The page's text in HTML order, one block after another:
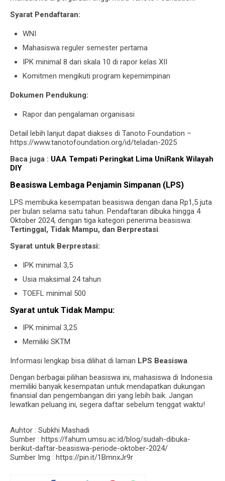
Syarat Pendaftaran:
WNI
Mahasiswa reguler semester pertama
IPK minimal 8 dari skala 10 di rapor kelas XII
Komitmen mengikuti program kepemimpinan
Dokumen Pendukung:
Rapor dan pengalaman organisasi
Detail lebih lanjut dapat diakses di Tanoto Foundation –
https://www.tanotofoundation.org/id/teladan-2025
Baca juga : UAA Tempati Peringkat Lima UniRank Wilayah
DIY
Beasiswa Lembaga Penjamin Simpanan (LPS)
LPS membuka kesempatan beasiswa dengan dana Rp1,5 juta
per bulan selama satu tahun. Pendaftaran dibuka hingga 4
Oktober 2024, dengan tiga kategori penerima beasiswa:
Tertinggal, Tidak Mampu, dan Berprestasi.
Syarat untuk Berprestasi:
IPK minimal 3,5
Usia maksimal 24 tahun
TOEFL minimal 500
Syarat untuk Tidak Mampu:
IPK minimal 3,25
Memiliki SKTM
Informasi lengkap bisa dilihat di laman LPS Beasiswa.
Dengan berbagai pilihan beasiswa ini, mahasiswa di Indonesia
memiliki banyak kesempatan untuk mendapatkan dukungan
finansial dan pengembangan diri yang lebih baik. Jangan
lewatkan peluang ini, segera daftar sebelum tenggat waktu!
Auhtor : Subkhi Mashadi
Sumber : https://fahum.umsu.ac.id/blog/sudah-dibuka-
berikut-daftar-beasiswa-periode-oktober-2024/
Sumber Img : https://pin.it/1BmnxJr9r